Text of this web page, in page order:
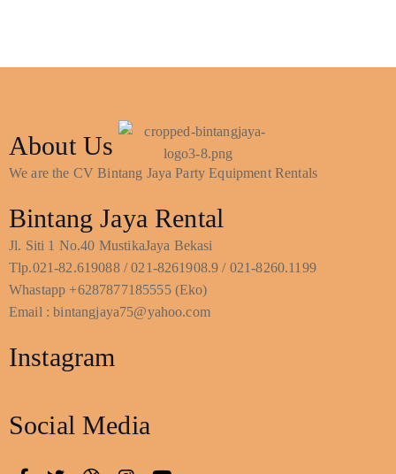
About Us
We are the CV Bintang Jaya Party Equipment Rentals
Bintang Jaya Rental
Jl. Siti 1 No.40 MustikaJaya Bekasi
Tlp.021-82.619088 / 021-8261908.9 / 021-8260.1199
Whastapp +6287877185555 (Eko)
Email : bintangjaya75@yahoo.com
Instagram
Social Media